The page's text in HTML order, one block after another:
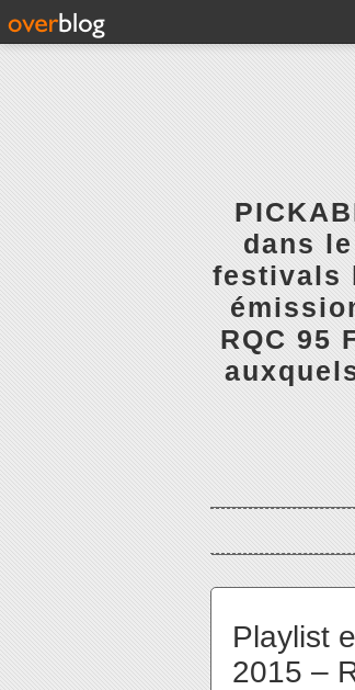
dans
festivals
RQC 95
Playlist
2015 –